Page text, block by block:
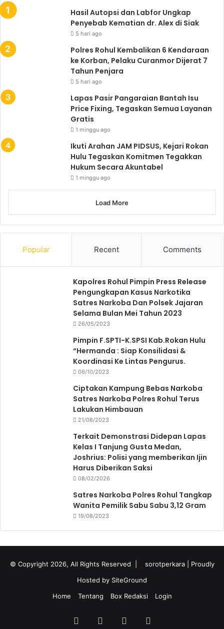
Hasil Autopsi dan Labfor Ungkap
Penyebab Kematian dr. Alex di Siak
5 hari ago
Polres Rohul Kembalikan 6 Kendaraan
ke Korban, Pelaku Curanmor Dijerat 7
Tahun Penjara
5 hari ago
Lapas Pasir Pangaraian Bantah Isu
Price Fixing, Tegaskan Semua Layanan
Gratis
1 minggu ago
Ikuti Arahan JAM PIDSUS, Kejari Rokan
Hulu Tegaskan Komitmen Tegakkan
Hukum Secara Akuntabel
1 minggu ago
Load More
Popular Recent Comments
Kapolres Rohul Pimpin Press Release
Pengungkapan Kasus Narkotika
Satres Narkoba Dan Polsek Jajaran
Selama Bulan Mei Tahun 2023
26/05/2023
Pimpin F.SPTI-K.SPSI Kab.Rokan Hulu
“Hermanda : Siap Konsilidasi &
Koordinasi Ke Lintas Pengurus.
06/10/2023
Ciptakan Kampung Bebas Narkoba
Satres Narkoba Polres Rohul Terus
Lakukan Himbauan
21/08/2023
Terkait Demonstrasi Didepan Lapas
Kelas I Tanjung Gusta Medan,
Joshrius: Polisi yang memberikan Ijin
Harus Diberikan Saksi
08/02/2026
Satres Narkoba Polres Rohul Tangkap
Wanita Pemilik Sabu Sabu 3,12 Gram
19/08/2023
© Copyright 2026, All Rights Reserved | sorotperkara
| Proudly
Hosted by SiteGround
Home
Tentang Box Redaksi Login
FacebookTwitter YouTube